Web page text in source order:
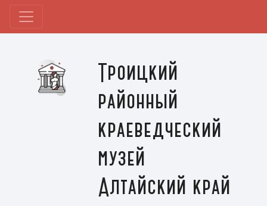
Троицкий
районный
краеведческий
музей
Алтайский край